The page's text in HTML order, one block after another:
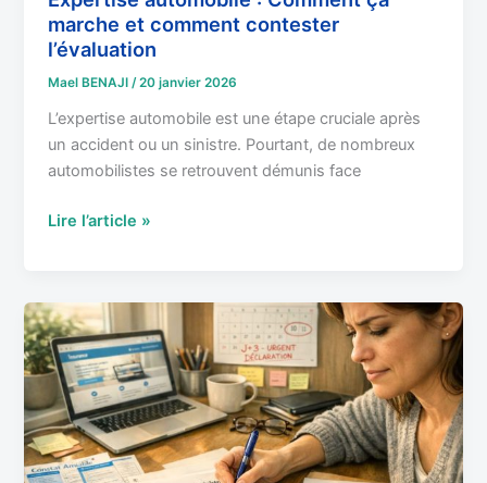
marche et comment contester
l’évaluation
Mael BENAJI/20 janvier 2026
L’expertise automobile est une étape cruciale après
un accident ou un sinistre. Pourtant, de nombreux
automobilistes se retrouvent démunis face
Lire l’article »
Déclaration
de
Sinistre
Délais
légaux,
documents